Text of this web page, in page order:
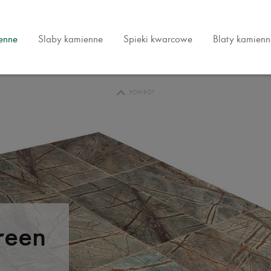
Slaby kamienne Spieki kwarcowe Blaty
POWRÓT